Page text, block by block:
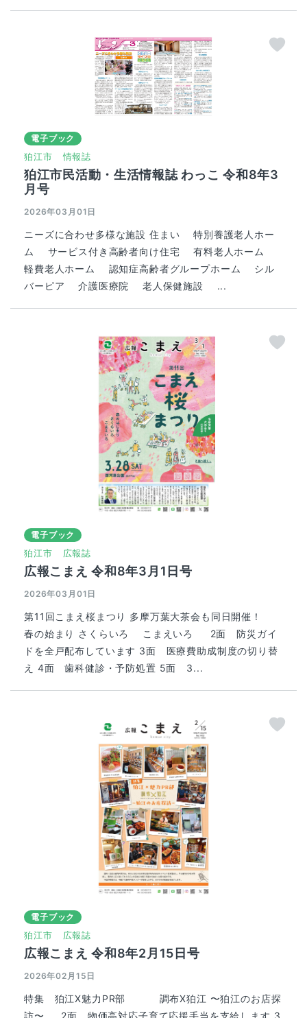
電子ブック
狛江市 情報誌
狛江市民活動・生活情報誌 わっこ 令和8年3
月号
2026年03月01日
ニーズに合わせ多様な施設 住まい 特別養護老人ホー
ム サービス付き高齢者向け住宅 有料老人ホーム
軽費老人ホーム 認知症高齢者グループホーム シル
バーピア 介護医療院 老人保健施設 ...
電子ブック
狛江市 広報誌
広報こまえ 令和8年3月1日号
2026年03月01日
第11回こまえ桜まつり 多摩万葉大茶会も同日開催！
春の始まり さくらいろ こまえいろ 2面 防災ガイ
ドを全戸配布しています 3面 医療費助成制度の切り替
え 4面 歯科健診・予防処置 5面 3...
電子ブック
狛江市 広報誌
広報こまえ 令和8年2月15日号
2026年02月15日
特集 狛江X魅力PR部 調布X狛江 〜狛江のお店探
訪〜 2面 物価高対応子育て応援手当を支給します 3